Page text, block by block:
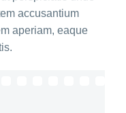
accusantium
aperiam, eaque